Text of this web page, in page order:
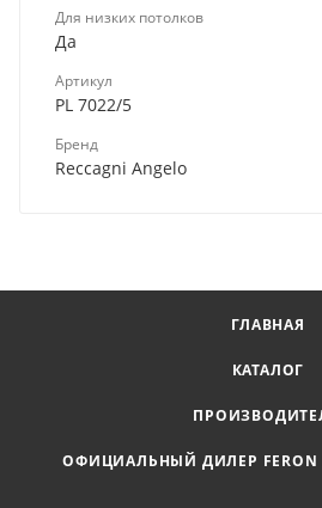
Для низких потолков
Да
Артикул
PL 7022/5
Бренд
Reccagni Angelo
ГЛАВНАЯ
КАТАЛОГ
ОФИЦИАЛЬНЫЙ ДИЛЕР